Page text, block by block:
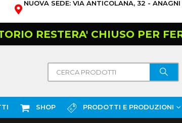
NUOVA SEDE: VIA ANTICOLANA, 32 - ANAGNI
RESTERA' CHIUSO PER
SHOP PRODOTTI E PRODUZIONI